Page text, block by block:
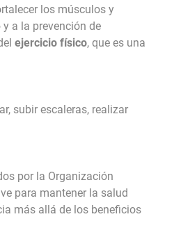
los músculos y
a la prevención de
ejercicio físico, que es una
subir escaleras, realizar
por la Organización
para mantener la salud
más allá de los beneficios